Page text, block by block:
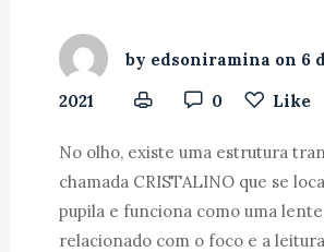
by edsoniramina on 6
2021
0 Like
No olho, existe uma estrutura
chamada CRISTALINO que se
pupila e funciona como uma
relacionado com o foco e a